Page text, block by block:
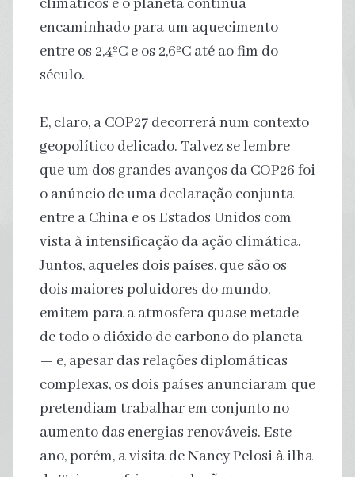
climáticos e o planeta continua
encaminhado para um aquecimento
entre os 2,4ºC e os 2,6ºC até ao fim do
século.
E, claro, a COP27 decorrerá num contexto
geopolítico delicado. Talvez se lembre
que um dos grandes avanços da COP26 foi
o anúncio de uma declaração conjunta
entre a China e os Estados Unidos com
vista à intensificação da ação climática.
Juntos, aqueles dois países, que são os
dois maiores poluidores do mundo,
emitem para a atmosfera quase metade
de todo o dióxido de carbono do planeta
— e, apesar das relações diplomáticas
complexas, os dois países anunciaram que
pretendiam trabalhar em conjunto no
aumento das energias renováveis. Este
ano, porém, a visita de Nancy Pelosi à ilha